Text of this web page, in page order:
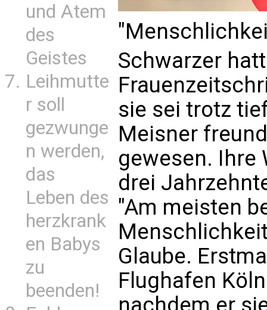
und Atem
des
Geistes
Leihmutte
r soll
gezwunge
n werden,
das
Leben des
herzkrank
en Babys
zu
beenden!
Schwarzer
sie sei trotz
Meisner
gewesen. Ihre
drei
"Am meisten
Glaube.
Flughafen